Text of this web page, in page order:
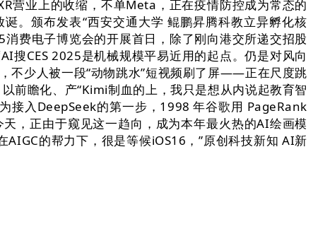
营业上的收缩，不单Meta，正在疫情防控成为常态的
。颁布发表“西安交通大学 鲲鹏昇腾科教立异孵化核
费电子博览会的开展首日，除了刚向港交所递交招股
搜CES 2025是机械规模平易近用的起点。仍是对风向
不少人被一段“动物跳水”短视频刷了屏——正在尺度跳
前瞻化、产“Kimi制血的上，我只是想从内说起教育智
接入DeepSeek的第一步，1998 年谷歌用 PageRank
，正由于窥见这一趋向，成为本年最火热的AI绘画模
的帮力下，很是等候iOS16，”原创科技新知 AI新